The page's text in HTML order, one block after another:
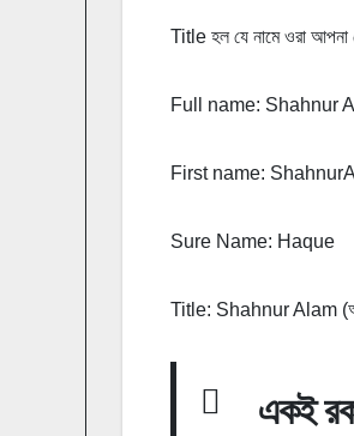
Title হল যে নামে ওরা আপনা
Full name: Shahnur
First name:
Sure Name: Haque
Title: Shahnur Alam
একই